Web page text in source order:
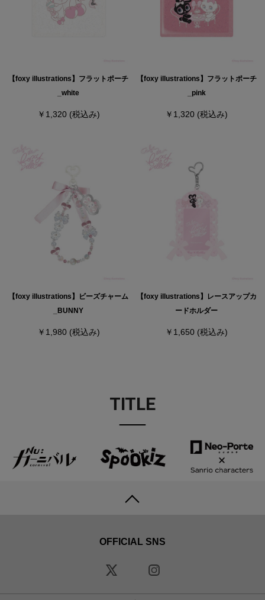
【foxy illustrations】フラットポーチ
_white
￥1,320 (税込み)
【foxy illustrations】フラットポーチ
_pink
￥1,320 (税込み)
【foxy illustrations】ビーズチャーム
_BUNNY
￥1,980 (税込み)
【foxy illustrations】レースアップカ
ードホルダー
￥1,650 (税込み)
TITLE
OFFICIAL SNS